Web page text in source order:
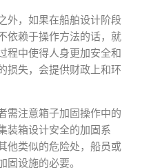
外，如果在船舶设计阶段
依赖于操作方法的话，就
程中使得人身更加安全和
损失，会提供财政上和环
需注意箱子加固操作中的
装箱设计安全的加固系
他类似的危险处，船员或
设施的必要。